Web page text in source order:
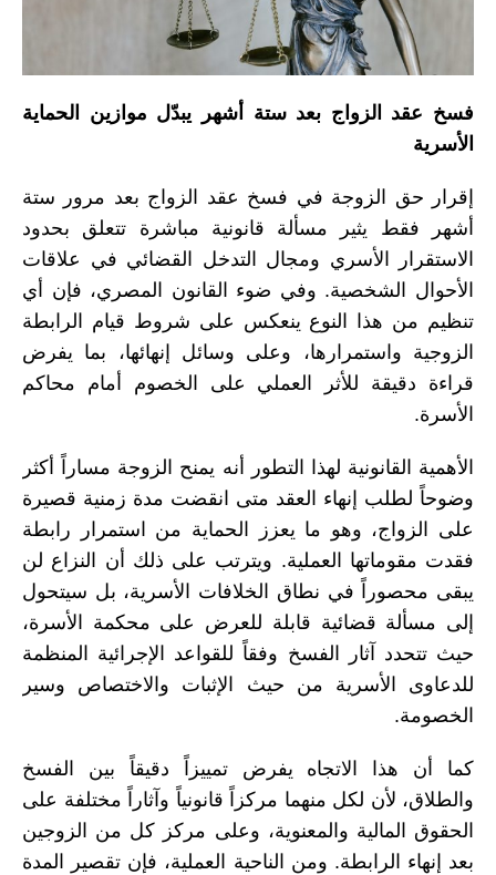
فسخ عقد الزواج بعد ستة أشهر يبدّل موازين الحماية
الأسرية
إقرار حق الزوجة في فسخ عقد الزواج بعد مرور ستة
أشهر فقط يثير مسألة قانونية مباشرة تتعلق بحدود
الاستقرار الأسري ومجال التدخل القضائي في علاقات
الأحوال الشخصية. وفي ضوء القانون المصري، فإن أي
تنظيم من هذا النوع ينعكس على شروط قيام الرابطة
الزوجية واستمرارها، وعلى وسائل إنهائها، بما يفرض
قراءة دقيقة للأثر العملي على الخصوم أمام محاكم
الأسرة.
الأهمية القانونية لهذا التطور أنه يمنح الزوجة مساراً أكثر
وضوحاً لطلب إنهاء العقد متى انقضت مدة زمنية قصيرة
على الزواج، وهو ما يعزز الحماية من استمرار رابطة
فقدت مقوماتها العملية. ويترتب على ذلك أن النزاع لن
يبقى محصوراً في نطاق الخلافات الأسرية، بل سيتحول
إلى مسألة قضائية قابلة للعرض على محكمة الأسرة،
حيث تتحدد آثار الفسخ وفقاً للقواعد الإجرائية المنظمة
للدعاوى الأسرية من حيث الإثبات والاختصاص وسير
الخصومة.
كما أن هذا الاتجاه يفرض تمييزاً دقيقاً بين الفسخ
والطلاق، لأن لكل منهما مركزاً قانونياً وآثاراً مختلفة على
الحقوق المالية والمعنوية، وعلى مركز كل من الزوجين
بعد إنهاء الرابطة. ومن الناحية العملية، فإن تقصير المدة